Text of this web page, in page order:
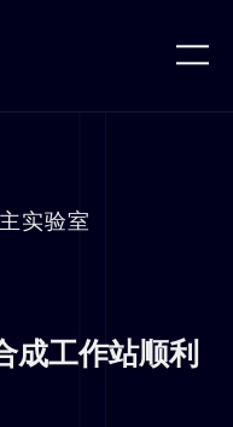
实验室
成工作站顺利